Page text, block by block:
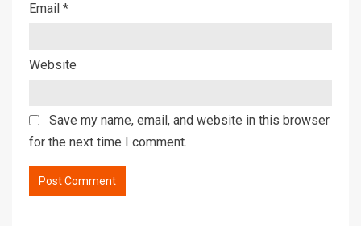
Email *
Website
Save my name, email, and website in this browser
for the next time I comment.